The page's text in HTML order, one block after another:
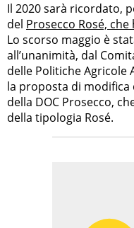
Il 2020 sarà ricordato,
del Prosecco Rosé,
Lo scorso maggio è
all’unanimità, dal
delle Politiche Agricole
la proposta di
della DOC Prosecco,
della tipologia Rosé.